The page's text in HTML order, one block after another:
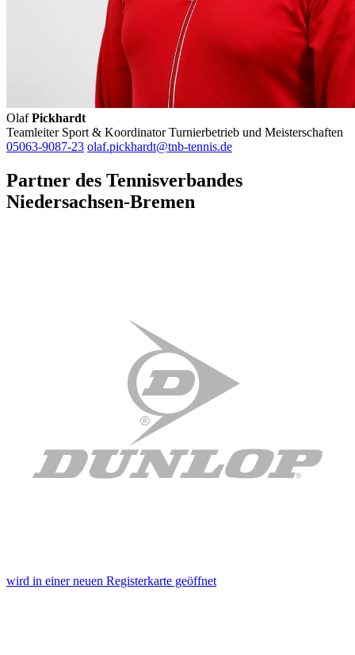
OlafPickhardt
Teamleiter Sport & Koordinator Turnierbetrieb und Meisterschaften
05063-9087-23 olaf.pickhardt@tnb-tennis.de
Partner des Tennisverbandes
Niedersachsen-Bremen
wird in einer neuen Registerkarte geöffnet